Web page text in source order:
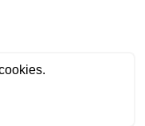
-CGV-Politique de